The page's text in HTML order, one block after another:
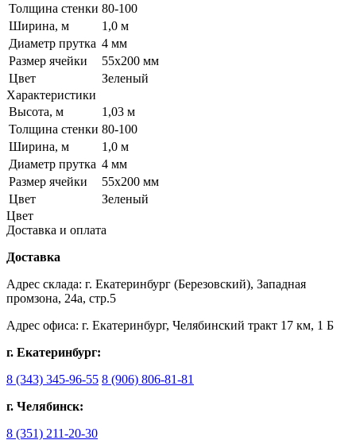
Толщина стенки 80-100
Ширина, м
1,0 м
Диаметр прутка 4 мм
Размер ячейки
55х200 мм
Цвет
Зеленый
Характеристики
Высота, м
1,03 м
Толщина стенки 80-100
Ширина, м
1,0 м
Диаметр прутка 4 мм
Размер ячейки
55х200 мм
Цвет
Зеленый
Цвет
Доставка и оплата
Доставка
Адрес склада: г. Екатеринбург (Березовский), Западная
промзона, 24а, стр.5
Адрес офиса: г. Екатеринбург, Челябинский тракт 17 км, 1 Б
г. Екатеринбург:
8 (343) 345-96-55 8 (906) 806-81-81
г. Челябинск:
8 (351) 211-20-30